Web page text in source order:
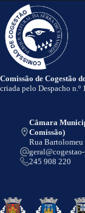
Comissão de Cogestão
criada pelo Despacho
Câmara
Comissão)
Rua Bartolomeu
245 908 220